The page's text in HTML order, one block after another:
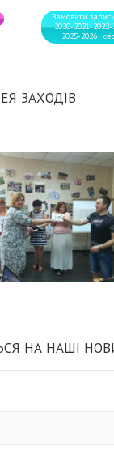
Замовити
2020-2021-
2025-2026+
ЗАХОДІВ
НА НАШІ